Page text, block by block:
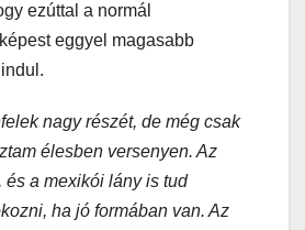
ezúttal a normál
eggyel magasabb
nagy részét, de még csak
élesben versenyen. Az
és a mexikói lány is tud
ha jó formában van. Az